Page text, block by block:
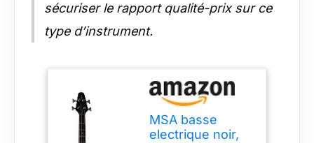
sécuriser le rapport qualité-prix sur ce
type d’instrument.
MSA basse
electrique noir,